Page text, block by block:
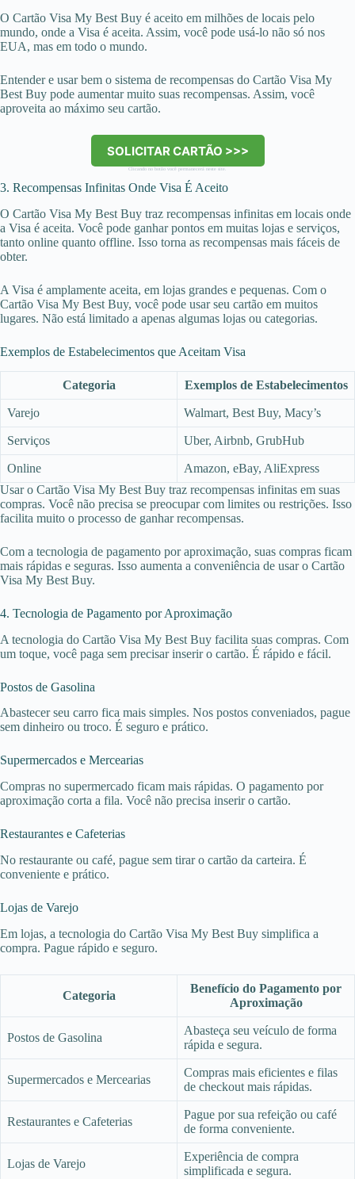
O Cartão Visa My Best Buy é aceito em milhões de locais pelo
mundo, onde a Visa é aceita. Assim, você pode usá-lo não só nos
EUA, mas em todo o mundo.
Entender e usar bem o sistema de recompensas do Cartão Visa My
Best Buy pode aumentar muito suas recompensas. Assim, você
aproveita ao máximo seu cartão.
SOLICITAR CARTÃO >>>
Clicando no botão você permanecerá neste site.
3. Recompensas Infinitas Onde Visa É Aceito
O Cartão Visa My Best Buy traz recompensas infinitas em locais onde
a Visa é aceita. Você pode ganhar pontos em muitas lojas e serviços,
tanto online quanto offline. Isso torna as recompensas mais fáceis de
obter.
A Visa é amplamente aceita, em lojas grandes e pequenas. Com o
Cartão Visa My Best Buy, você pode usar seu cartão em muitos
lugares. Não está limitado a apenas algumas lojas ou categorias.
Exemplos de Estabelecimentos que Aceitam Visa
Categoria Exemplos de Estabelecimentos
Varejo Walmart, Best Buy, Macy’s
Serviços Uber, Airbnb, GrubHub
Online
Amazon, eBay, AliExpress
Usar o Cartão Visa My Best Buy traz recompensas infinitas em suas
compras. Você não precisa se preocupar com limites ou restrições. Isso
facilita muito o processo de ganhar recompensas.
Com a tecnologia de pagamento por aproximação, suas compras ficam
mais rápidas e seguras. Isso aumenta a conveniência de usar o Cartão
Visa My Best Buy.
4. Tecnologia de Pagamento por Aproximação
A tecnologia do Cartão Visa My Best Buy facilita suas compras. Com
um toque, você paga sem precisar inserir o cartão. É rápido e fácil.
Postos de Gasolina
Abastecer seu carro fica mais simples. Nos postos conveniados, pague
sem dinheiro ou troco. É seguro e prático.
Supermercados e Mercearias
Compras no supermercado ficam mais rápidas. O pagamento por
aproximação corta a fila. Você não precisa inserir o cartão.
Restaurantes e Cafeterias
No restaurante ou café, pague sem tirar o cartão da carteira. É
conveniente e prático.
Lojas de Varejo
Em lojas, a tecnologia do Cartão Visa My Best Buy simplifica a
compra. Pague rápido e seguro.
Categoria
Benefício do Pagamento por
Aproximação
Postos de Gasolina
Abasteça seu veículo de forma
rápida e segura.
Supermercados e Mercearias
Compras mais eficientes e filas
de checkout mais rápidas.
Restaurantes e Cafeterias
Pague por sua refeição ou café
de forma conveniente.
Lojas de Varejo
Experiência de compra
simplificada e segura.